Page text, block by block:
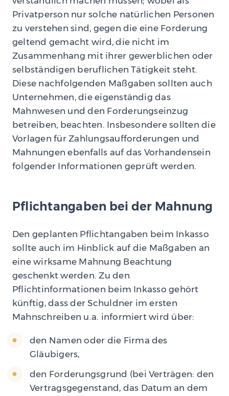
Privatperson nur solche natürlichen Personen
zu verstehen sind, gegen die eine Forderung
geltend gemacht wird, die nicht im
Zusammenhang mit ihrer gewerblichen oder
selbständigen beruflichen Tätigkeit steht.
Diese nachfolgenden Maßgaben sollten auch
Unternehmen, die eigenständig das
Mahnwesen und den Forderungseinzug
betreiben, beachten. Insbesondere sollten die
Vorlagen für Zahlungsaufforderungen und
Mahnungen ebenfalls auf das Vorhandensein
folgender Informationen geprüft werden.
Pflichtangaben bei der Mahnung
Den geplanten Pflichtangaben beim Inkasso
sollte auch im Hinblick auf die Maßgaben an
eine wirksame Mahnung Beachtung
geschenkt werden. Zu den
Pflichtinformationen beim Inkasso gehört
künftig, dass der Schuldner im ersten
Mahnschreiben u.a. informiert wird über:
den Namen oder die Firma des
Gläubigers,
den Forderungsgrund (bei Verträgen: den
Vertragsgegenstand, das Datum an dem